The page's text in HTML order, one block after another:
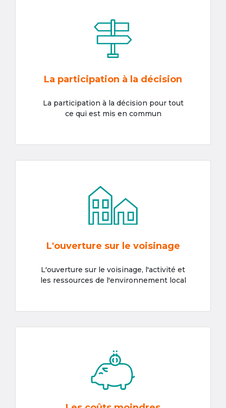
La participation à la décision
La participation à la décision pour tout
ce qui est mis en commun
L'ouverture sur le voisinage
L'ouverture sur le voisinage, l'activité et
les ressources de l'environnement local